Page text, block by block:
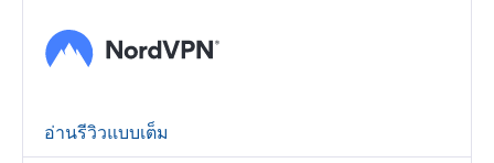
อ่านรีวิวแบบเต็ม